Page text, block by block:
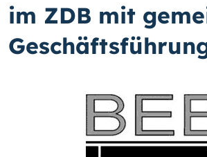
im ZDB mit